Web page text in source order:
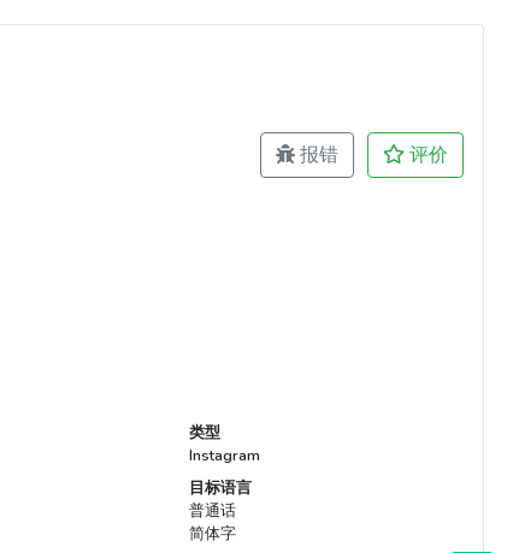
报错 评价
类型
Instagram
目标语言
普通话
简体字